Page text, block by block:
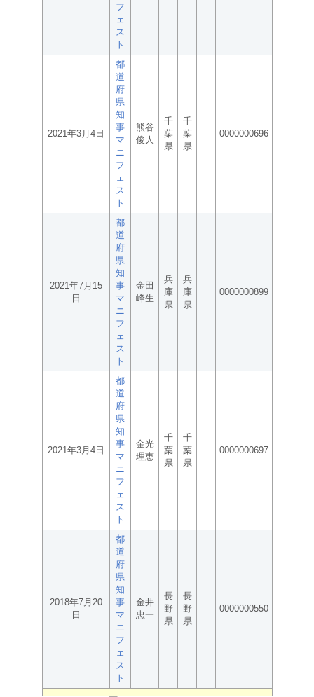
フ
ェ
ス
ト
2021年3月4日
都
道
府
県
知
事
マ
ニ
フ
ェ
ス
ト
熊谷
俊人
千
葉
県
千
葉
県
0000000696
2021年7月15
日
都
道
府
県
知
事
マ
ニ
フ
ェ
ス
ト
金田
峰生
兵
庫
県
兵
庫
県
0000000899
2021年3月4日
都
道
府
県
知
事
マ
ニ
フ
ェ
ス
ト
金光
理恵
千
葉
県
千
葉
県
0000000697
2018年7月20
日
都
道
府
県
知
事
マ
ニ
フ
ェ
ス
ト
金井
忠一
長
野
県
長
野
県
0000000550